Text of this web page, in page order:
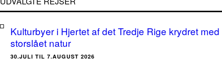
Kulturbyer i Hjertet af det Tredje Rige krydret med
storslået natur
30.JULI TIL 7.AUGUST 2026